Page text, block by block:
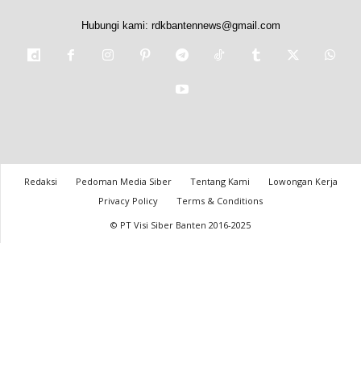
Hubungi kami: rdkbantennews@gmail.com
Redaksi Pedoman Media Siber Tentang Kami
Lowongan Kerja
Privacy Policy
Terms & Conditions
© PT Visi Siber Banten 2016-2025